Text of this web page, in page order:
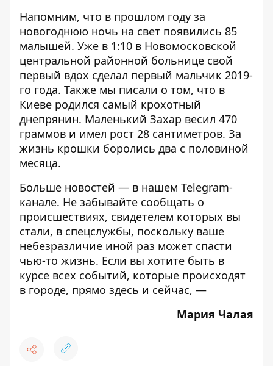
Напомним, что в прошлом году за
новогоднюю ночь на свет появились 85
малышей. Уже в 1:10 в Новомосковской
центральной районной больнице свой
первый вдох сделал первый мальчик 2019-
го года. Также мы писали о том, что в
Киеве родился самый крохотный
днепрянин. Маленький Захар весил 470
граммов и имел рост 28 сантиметров. За
жизнь крошки боролись два с половиной
месяца.
Больше новостей — в нашем Telegram-
канале. Не забывайте сообщать о
происшествиях, свидетелем которых вы
стали, в спецслужбы, поскольку ваше
небезразличие иной раз может спасти
чью-то жизнь. Если вы хотите быть в
курсе всех событий, которые происходят
в городе, прямо здесь и сейчас, —
Мария Чалая